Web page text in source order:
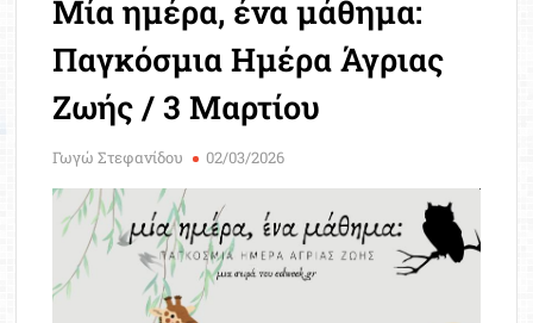
Μία ημέρα, ένα μάθημα:
Παγκόσμια Ημέρα Άγριας
Ζωής / 3 Μαρτίου
Γωγώ Στεφανίδου 02/03/2026